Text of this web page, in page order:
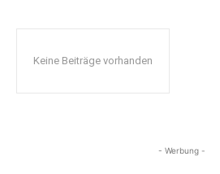
Keine Beiträge vorhanden
- Werbung -